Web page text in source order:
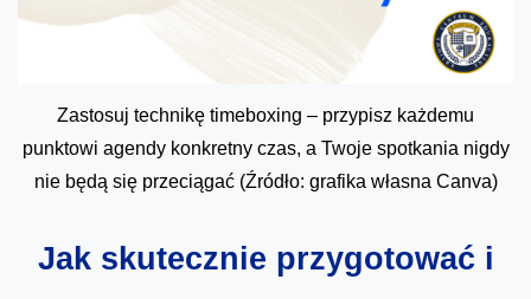
Zastosuj technikę timeboxing – przypisz każdemu
punktowi agendy konkretny czas, a Twoje spotkania nigdy
nie będą się przeciągać (Źródło: grafika własna Canva)
Jak skutecznie przygotować i